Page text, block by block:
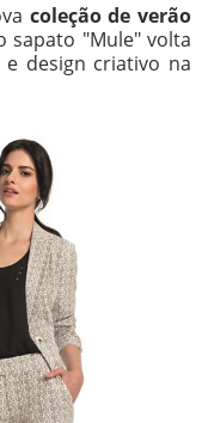
coleção de verão
sapato "Mule" volta
design criativo na